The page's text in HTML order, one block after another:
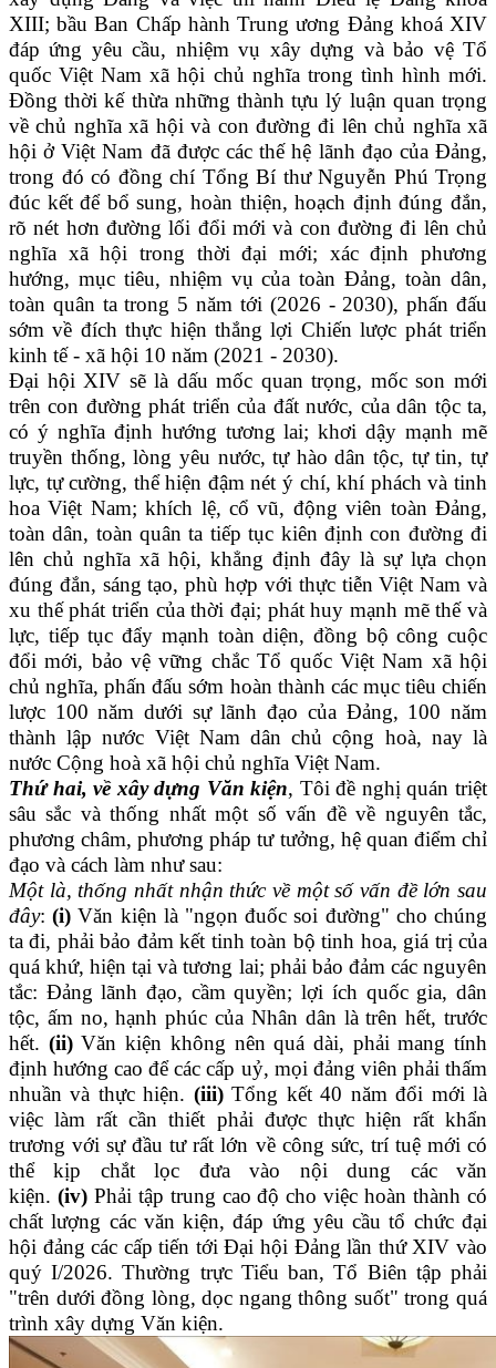
XIII; bầu Ban Chấp hành Trung ương Đảng khoá XIV
đáp ứng yêu cầu, nhiệm vụ xây dựng và bảo vệ Tổ
quốc Việt Nam xã hội chủ nghĩa trong tình hình mới.
Đồng thời kế thừa những thành tựu lý luận quan trọng
về chủ nghĩa xã hội và con đường đi lên chủ nghĩa xã
hội ở Việt Nam đã được các thế hệ lãnh đạo của Đảng,
trong đó có đồng chí Tổng Bí thư Nguyễn Phú Trọng
đúc kết để bổ sung, hoàn thiện, hoạch định đúng đắn,
rõ nét hơn đường lối đổi mới và con đường đi lên chủ
nghĩa xã hội trong thời đại mới; xác định phương
hướng, mục tiêu, nhiệm vụ của toàn Đảng, toàn dân,
toàn quân ta trong 5 năm tới (2026 - 2030), phấn đấu
sớm về đích thực hiện thắng lợi Chiến lược phát triển
kinh tế - xã hội 10 năm (2021 - 2030).
Đại hội XIV sẽ là dấu mốc quan trọng, mốc son mới
trên con đường phát triển của đất nước, của dân tộc ta,
có ý nghĩa định hướng tương lai; khơi dậy mạnh mẽ
truyền thống, lòng yêu nước, tự hào dân tộc, tự tin, tự
lực, tự cường, thể hiện đậm nét ý chí, khí phách và tinh
hoa Việt Nam; khích lệ, cổ vũ, động viên toàn Đảng,
toàn dân, toàn quân ta tiếp tục kiên định con đường đi
lên chủ nghĩa xã hội, khẳng định đây là sự lựa chọn
đúng đắn, sáng tạo, phù hợp với thực tiễn Việt Nam và
xu thế phát triển của thời đại; phát huy mạnh mẽ thế và
lực, tiếp tục đẩy mạnh toàn diện, đồng bộ công cuộc
đổi mới, bảo vệ vững chắc Tổ quốc Việt Nam xã hội
chủ nghĩa, phấn đấu sớm hoàn thành các mục tiêu chiến
lược 100 năm dưới sự lãnh đạo của Đảng, 100 năm
thành lập nước Việt Nam dân chủ cộng hoà, nay là
nước Cộng hoà xã hội chủ nghĩa Việt Nam.
Thứ hai, về xây dựng Văn kiện, Tôi đề nghị quán triệt
sâu sắc và thống nhất một số vấn đề về nguyên tắc,
phương châm, phương pháp tư tưởng, hệ quan điểm chỉ
đạo và cách làm như sau:
Một là, thống nhất nhận thức về một số vấn đề lớn sau
đây:(i) Văn kiện là "ngọn đuốc soi đường" cho chúng
ta đi, phải bảo đảm kết tinh toàn bộ tinh hoa, giá trị của
quá khứ, hiện tại và tương lai; phải bảo đảm các nguyên
tắc: Đảng lãnh đạo, cầm quyền; lợi ích quốc gia, dân
tộc, ấm no, hạnh phúc của Nhân dân là trên hết, trước
hết. (ii)Văn kiện không nên quá dài, phải mang tính
định hướng cao để các cấp uỷ, mọi đảng viên phải thấm
nhuần và thực hiện. (iii)Tổng kết 40 năm đổi mới là
việc làm rất cần thiết phải được thực hiện rất khẩn
trương với sự đầu tư rất lớn về công sức, trí tuệ mới có
thể kịp chắt lọc đưa vào nội dung các văn
kiện. (iv)Phải tập trung cao độ cho việc hoàn thành có
chất lượng các văn kiện, đáp ứng yêu cầu tổ chức đại
hội đảng các cấp tiến tới Đại hội Đảng lần thứ XIV vào
quý I/2026. Thường trực Tiểu ban, Tổ Biên tập phải
"trên dưới đồng lòng, dọc ngang thông suốt" trong quá
trình xây dựng Văn kiện.